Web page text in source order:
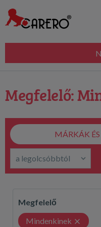
Megfelelő:
MÁRKÁK
Megfelelő
Mindenkinek